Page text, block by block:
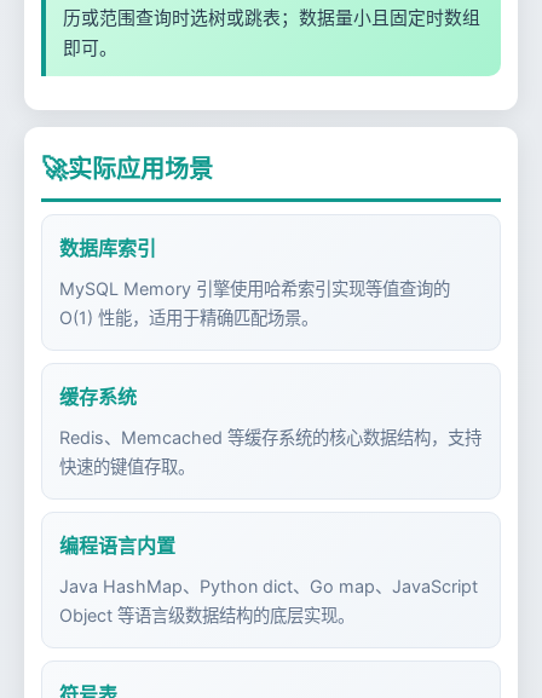
历或范围查询时选树或跳表；数据量小且固定时数组
即可。
🚀实际应用场景
数据库索引
MySQL Memory 引擎使用哈希索引实现等值查询的
O(1) 性能，适用于精确匹配场景。
缓存系统
Redis、Memcached 等缓存系统的核心数据结构，支持
快速的键值存取。
编程语言内置
Java HashMap、Python dict、Go map、JavaScript
Object 等语言级数据结构的底层实现。